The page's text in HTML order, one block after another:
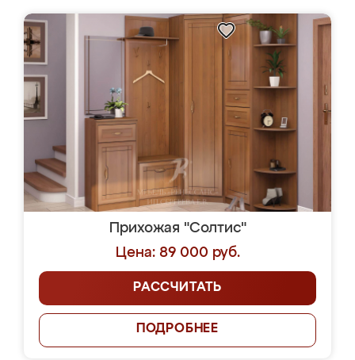
Прихожая "Солтис"
Цена: 89 000 руб.
РАССЧИТАТЬ
ПОДРОБНЕЕ